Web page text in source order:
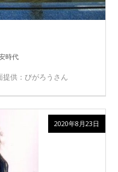
時代
供：びがろうさん
2020年8月23日